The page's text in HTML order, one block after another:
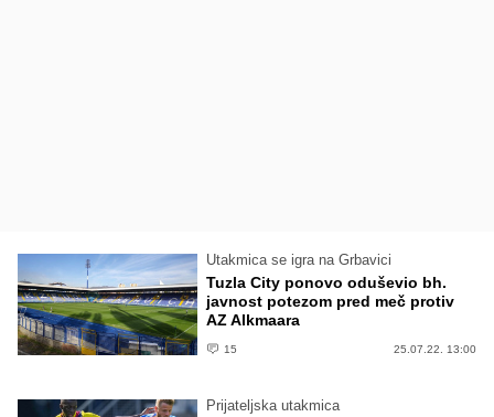
Utakmica se igra na Grbavici
Tuzla City ponovo oduševio bh.
javnost potezom pred meč protiv
AZ Alkmaara
15 25.07.22. 13:00
Prijateljska utakmica